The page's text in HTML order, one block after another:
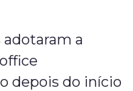
adotaram a
depois do início